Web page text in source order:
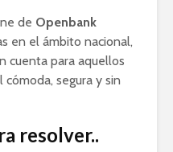
de Openbank
en el ámbito nacional,
cuenta para aquellos
cómoda, segura y sin
resolver..